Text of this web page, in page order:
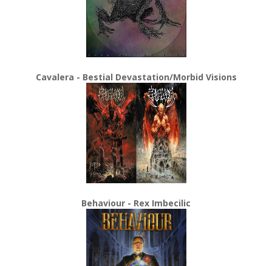
Cavalera - Bestial Devastation/Morbid Visions
Behaviour - Rex Imbecilic